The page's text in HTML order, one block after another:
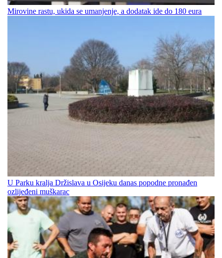
Mirovine rastu, ukida se umanjenje, a dodatak ide do 180 eura
U Parku kralja Držislava u Osijeku danas popodne pronađen
ozlijeđeni muškarac